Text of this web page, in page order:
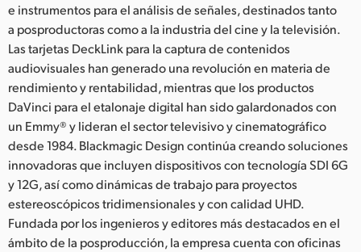
e instrumentos para el análisis de señales, destinados tanto
a posproductoras como a la industria del cine y la televisión.
Las tarjetas DeckLink para la captura de contenidos
audiovisuales han generado una revolución en materia de
rendimiento y rentabilidad, mientras que los productos
DaVinci para el etalonaje digital han sido galardonados con
un Emmy® y lideran el sector televisivo y cinematográfico
desde 1984. Blackmagic Design continúa creando soluciones
innovadoras que incluyen dispositivos con tecnología SDI 6G
y 12G, así como dinámicas de trabajo para proyectos
estereoscópicos tridimensionales y con calidad UHD.
Fundada por los ingenieros y editores más destacados en el
ámbito de la posproducción, la empresa cuenta con oficinas